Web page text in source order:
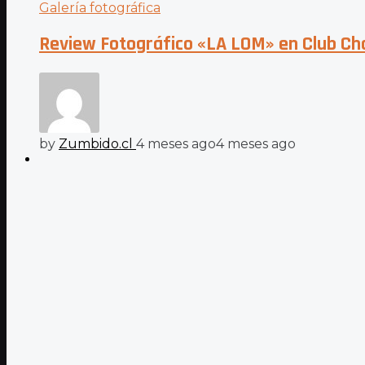
Galería fotográfica
Review Fotográfico «LA LOM» en Club
by Zumbido.cl 4 meses ago4 meses ago